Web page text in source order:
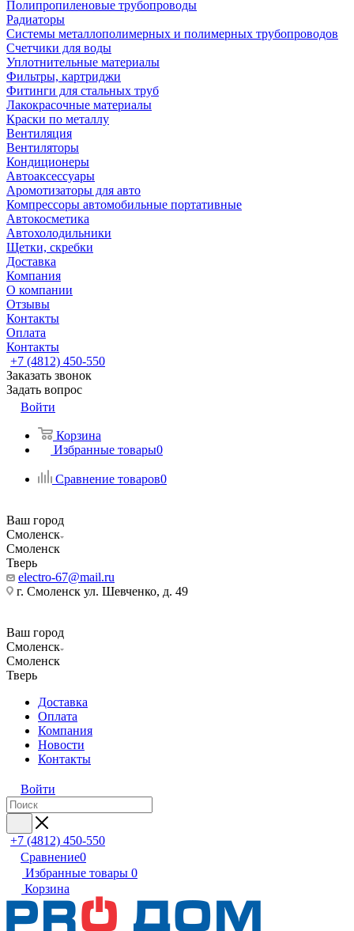
Полипропиленовые трубопроводы
Радиаторы
Системы металлополимерных и полимерных трубопроводов
Счетчики для воды
Уплотнительные материалы
Фильтры, картриджи
Фитинги для стальных труб
Лакокрасочные материалы
Краски по металлу
Вентиляция
Вентиляторы
Кондиционеры
Автоаксессуары
Аромотизаторы для авто
Компрессоры автомобильные портативные
Автокосметика
Автохолодильники
Щетки, скребки
Доставка
Компания
О компании
Отзывы
Контакты
Оплата
Контакты
+7 (4812) 450-550
Заказать звонок
Задать вопрос
Войти
Корзина
Избранные товары0
Сравнение товаров0
Ваш город
Смоленск
Смоленск
Тверь
electro-67@mail.ru
г. Смоленск ул. Шевченко, д. 49
Ваш город
Смоленск
Смоленск
Тверь
Доставка
Оплата
Компания
Новости
Контакты
Войти
+7 (4812) 450-550
Сравнение0
Избранные товары 0
Корзина